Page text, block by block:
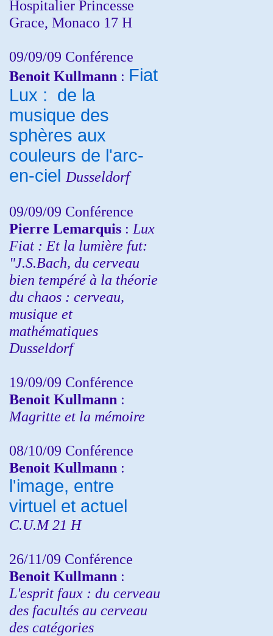
Hospitalier Princesse
Grace, Monaco 17 H
09/09/09 Conférence
Benoit Kullmann : Fiat
Lux : de la
musique des
sphères aux
couleurs de l'arc-
en-ciel Dusseldorf
09/09/09 Conférence
Pierre Lemarquis : Lux
Fiat : Et la lumière fut:
"J.S.Bach, du cerveau
bien tempéré à la théorie
du chaos : cerveau,
musique et
mathématiques
Dusseldorf
19/09/09 Conférence
Benoit Kullmann :
Magritte et la mémoire
08/10/09 Conférence
Benoit Kullmann :
l'image, entre
virtuel et actuel
C.U.M 21 H
26/11/09 Conférence
Benoit Kullmann :
L'esprit faux : du cerveau
des facultés au cerveau
des catégories